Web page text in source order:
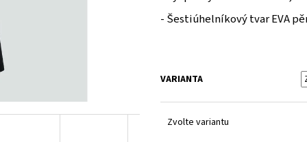
- Šestiúhelníkový tvar EVA
VARIANTA
Zvolte variantu
300 Kč